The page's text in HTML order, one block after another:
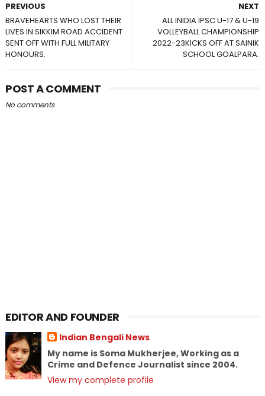
NEXT
ALL INIDIA IPSC U-17 & U-19
VOLLEYBALL CHAMPIONSHIP
2022-23KICKS OFF AT SAINIK
SCHOOL GOALPARA.
PREVIOUS
BRAVEHEARTS WHO LOST THEIR
LIVES IN SIKKIM ROAD ACCIDENT
SENT OFF WITH FULL MILITARY
HONOURS.
POST A COMMENT
No comments
EDITOR AND FOUNDER
Indian Bengali News
My name is Soma Mukherjee, Working as a
Crime and Defence Journalist since 2004.
View my complete profile